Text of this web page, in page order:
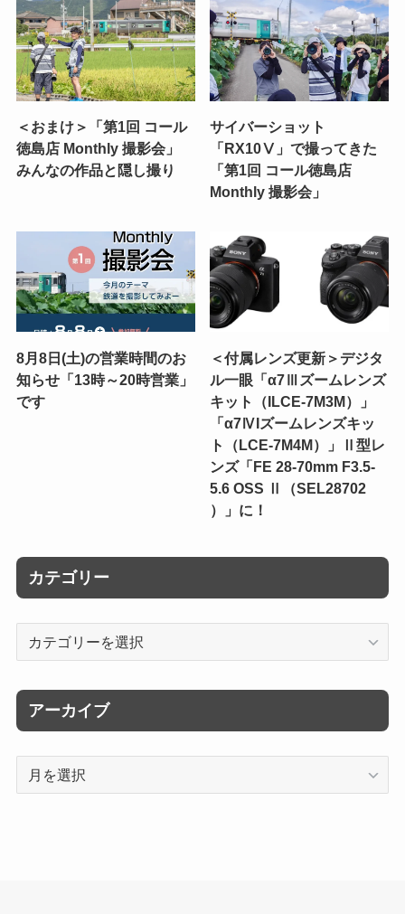
＜おまけ＞「第1回 コール
徳島店 Monthly 撮影会」
みんなの作品と隠し撮り
サイバーショット
「RX10Ⅴ」で撮ってきた
「第1回 コール徳島店
Monthly 撮影会」
8月8日(土)の営業時間のお
知らせ「13時～20時営業」
です
＜付属レンズ更新＞デジタ
ル一眼「α7Ⅲズームレンズ
キット（ILCE-7M3M）」
「α7ⅣIズームレンズキッ
ト（LCE-7M4M）」Ⅱ型レ
ンズ「FE 28-70mm F3.5-
5.6 OSS Ⅱ（SEL28702
）」に！
カテゴリー
リ
ー
アーカイブ